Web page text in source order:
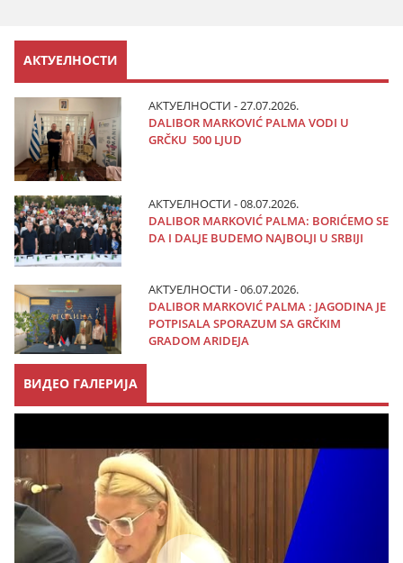
АКТУЕЛНОСТИ
АКТУЕЛНОСТИ - 27.07.2026.
DALIBOR MARKOVIĆ PALMA VODI U
GRČKU 500 LJUD
АКТУЕЛНОСТИ - 08.07.2026.
DALIBOR MARKOVIĆ PALMA: BORIĆEMO SE
DA I DALJE BUDEMO NAJBOLJI U SRBIJI
АКТУЕЛНОСТИ - 06.07.2026.
DALIBOR MARKOVIĆ PALMA : JAGODINA JE
POTPISALA SPORAZUM SA GRČKIM
GRADOM ARIDEJA
ВИДЕО ГАЛЕРИЈА